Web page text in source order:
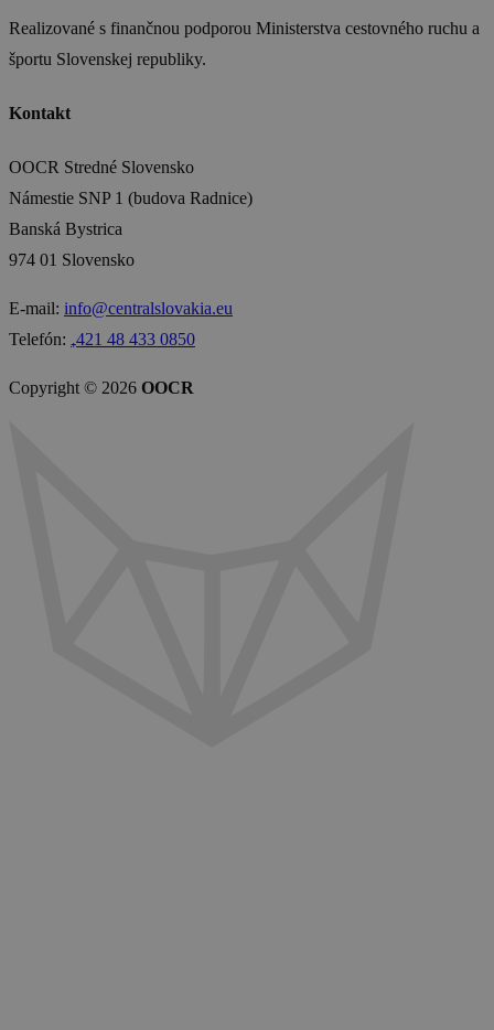
Realizované s finančnou podporou Ministerstva cestovného ruchu a
športu Slovenskej republiky.
Kontakt
OOCR Stredné Slovensko
Námestie SNP 1 (budova Radnice)
Banská Bystrica
974 01 Slovensko
E-mail: info@centralslovakia.eu
Telefón: ₊421 48 433 0850
Copyright © 2026 OOCR